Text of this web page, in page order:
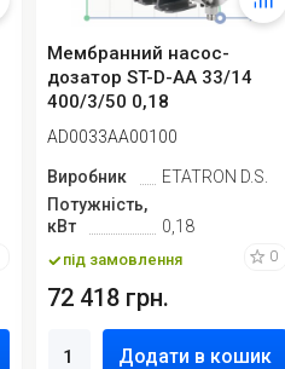
Мембранний насос-
дозатор ST-D-AA 33/14
400/3/50 0,18
AD0033AA00100
Виробник
ETATRON D.S.
Потужність,
кВт
0,18
під замовлення 0
72 418 грн.
Додати в кошик